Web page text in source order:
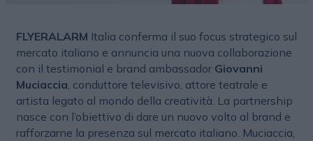
FLYERALARM Italia conferma il suo focus strategico sul
mercato italiano e annuncia una nuova collaborazione
con il testimonial e brand ambassador Giovanni
Muciaccia, conduttore televisivo, attore teatrale e
artista legato al mondo della creatività. La partnership
nasce con l’obiettivo di dare un nuovo volto al brand e
rafforzarne la presenza sul mercato italiano. Muciaccia,